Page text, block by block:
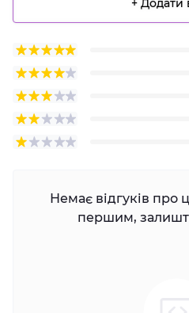
+ Додати
Немає відгуків про
першим,